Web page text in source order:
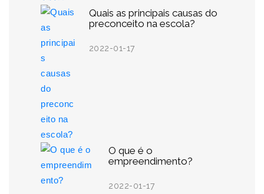
Quais as principais causas do
preconceito na escola?
2022-01-17
O que é o
empreendimento?
2022-01-17